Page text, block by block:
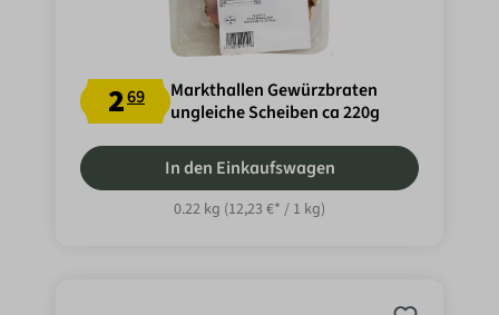
269
Markthallen Gewürzbraten
ungleiche Scheiben ca 220g
In den Einkaufswagen
0.22 kg (12,23 €* / 1 kg)